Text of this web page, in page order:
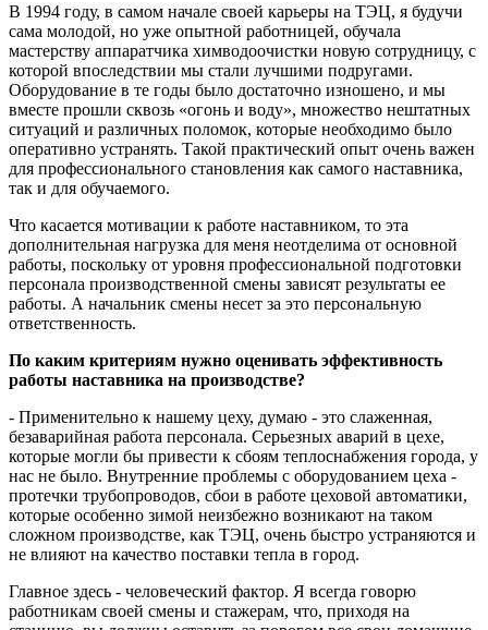
В 1994 году, в самом начале своей карьеры на ТЭЦ, я будучи
сама молодой, но уже опытной работницей, обучала
мастерству аппаратчика химводоочистки новую сотрудницу, с
которой впоследствии мы стали лучшими подругами.
Оборудование в те годы было достаточно изношено, и мы
вместе прошли сквозь «огонь и воду», множество нештатных
ситуаций и различных поломок, которые необходимо было
оперативно устранять. Такой практический опыт очень важен
для профессионального становления как самого наставника,
так и для обучаемого.
Что касается мотивации к работе наставником, то эта
дополнительная нагрузка для меня неотделима от основной
работы, поскольку от уровня профессиональной подготовки
персонала производственной смены зависят результаты ее
работы. А начальник смены несет за это персональную
ответственность.
По каким критериям нужно оценивать эффективность
работы наставника на производстве?
- Применительно к нашему цеху, думаю - это слаженная,
безаварийная работа персонала. Серьезных аварий в цехе,
которые могли бы привести к сбоям теплоснабжения города, у
нас не было. Внутренние проблемы с оборудованием цеха -
протечки трубопроводов, сбои в работе цеховой автоматики,
которые особенно зимой неизбежно возникают на таком
сложном производстве, как ТЭЦ, очень быстро устраняются и
не влияют на качество поставки тепла в город.
Главное здесь - человеческий фактор. Я всегда говорю
работникам своей смены и стажерам, что, приходя на